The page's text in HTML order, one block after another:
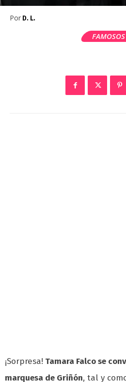
Por D. L.
FAMOSOS
¡Sorpresa! Tamara Falco se
marquesa de Griñón, tal y